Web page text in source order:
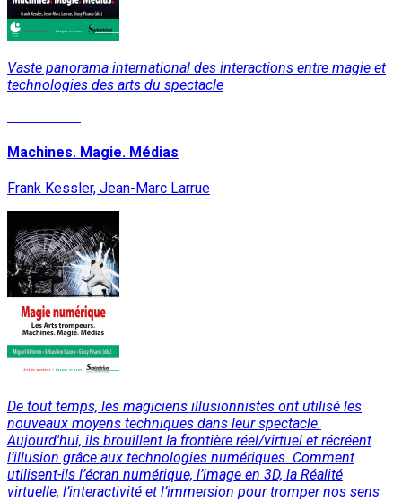
Vaste panorama international des interactions entre magie et
technologies des arts du spectacle
Machines. Magie. Médias
Frank Kessler, Jean-Marc Larrue
De tout temps, les magiciens illusionnistes ont utilisé les
nouveaux moyens techniques dans leur spectacle.
Aujourd'hui, ils brouillent la frontière réel/virtuel et récréent
l’illusion grâce aux technologies numériques. Comment
utilisent-ils l’écran numérique, l’image en 3D, la Réalité
virtuelle, l’interactivité et l’immersion pour tromper nos sens